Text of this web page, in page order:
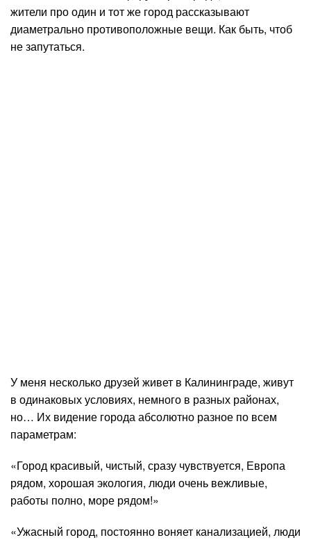
жители про один и тот же город рассказывают
диаметрально противоположные вещи. Как быть, чтоб
не запутаться.
У меня несколько друзей живет в Калининграде, живут
в одинаковых условиях, немного в разных районах,
но… Их видение города абсолютно разное по всем
параметрам:
«Город красивый, чистый, сразу чувствуется, Европа
рядом, хорошая экология, люди очень вежливые,
работы полно, море рядом!»
«Ужасный город, постоянно воняет канализацией, люди